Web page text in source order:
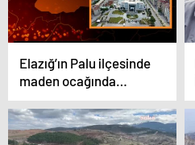
Elazığ’ın Palu ilçesinde
maden ocağında
göçük meydana geldi